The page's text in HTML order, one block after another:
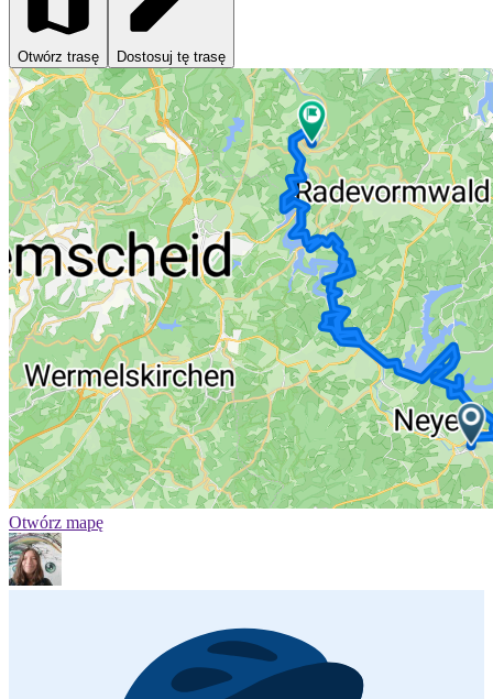
Otwórz trasę Dostosuj tę trasę
Otwórz mapę